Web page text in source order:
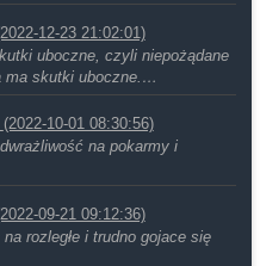
12-23 21:02:01)
uboczne, czyli niepożądane
ma skutki uboczne.…
(2022-10-01 08:30:56)
na pokarmy i
09-21 09:12:36)
rozległe i trudno gojace się